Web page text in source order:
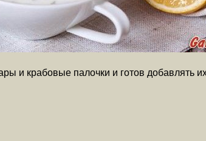
и крабовые палочки и готов добавлять